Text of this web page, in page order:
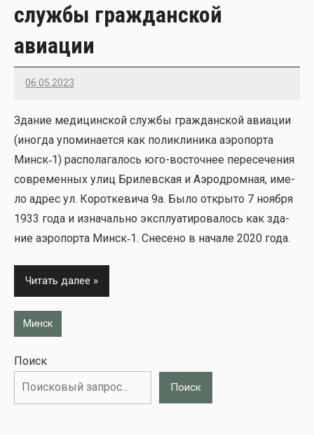
службы гражданской
авиации
06.05.2023
22
Зда­ние меди­цин­ской служ­бы граж­дан­ской авиа­ции
(ино­гда упо­ми­на­ет­ся как поли­кли­ни­ка аэро­пор­та
Минск‑1) рас­по­ла­га­лось юго-восточ­нее пере­се­че­ния
совре­мен­ных улиц Бри­лев­ская и Аэро­дром­ная, име­
ло адрес ул. Корот­ке­ви­ча 9а. Было откры­то 7 нояб­ря
1933 года и изна­чаль­но экс­плу­а­ти­ро­ва­лось как зда­
ние аэро­пор­та Минск‑1. Сне­се­но в нача­ле 2020 года.
Читать далее
Минск
Поиск
Поиск